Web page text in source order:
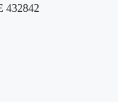
432842